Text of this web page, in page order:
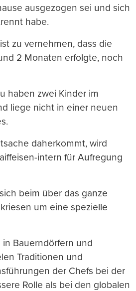
ausgezogen sei und sich
habe.
zu vernehmen, dass die
2 Monaten erfolgte, noch
haben zwei Kinder im
liege nicht in einer neuen
daherkommt, wird
intern für Aufregung
beim über das ganze
um eine spezielle
Bauerndörfern und
Traditionen und
der Chefs bei der
Rolle als bei den globalen